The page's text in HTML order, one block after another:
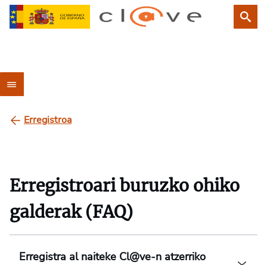
Erregistroa
Erregistroari buruzko ohiko
galderak (FAQ)
Erregistra al naiteke Cl@ve-n atzerriko